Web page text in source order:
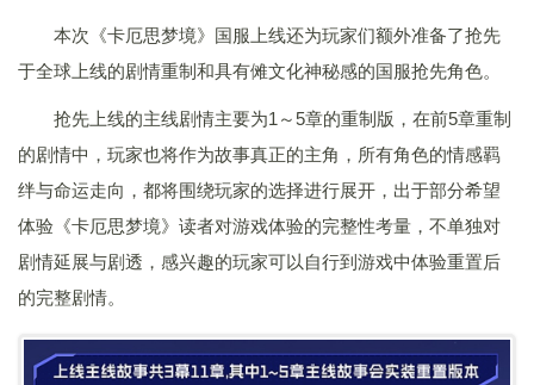
本次《卡厄思梦境》国服上线还为玩家们额外准备了抢先
于全球上线的剧情重制和具有傩文化神秘感的国服抢先角色。
抢先上线的主线剧情主要为1～5章的重制版，在前5章重制
的剧情中，玩家也将作为故事真正的主角，所有角色的情感羁
绊与命运走向，都将围绕玩家的选择进行展开，出于部分希望
体验《卡厄思梦境》读者对游戏体验的完整性考量，不单独对
剧情延展与剧透，感兴趣的玩家可以自行到游戏中体验重置后
的完整剧情。